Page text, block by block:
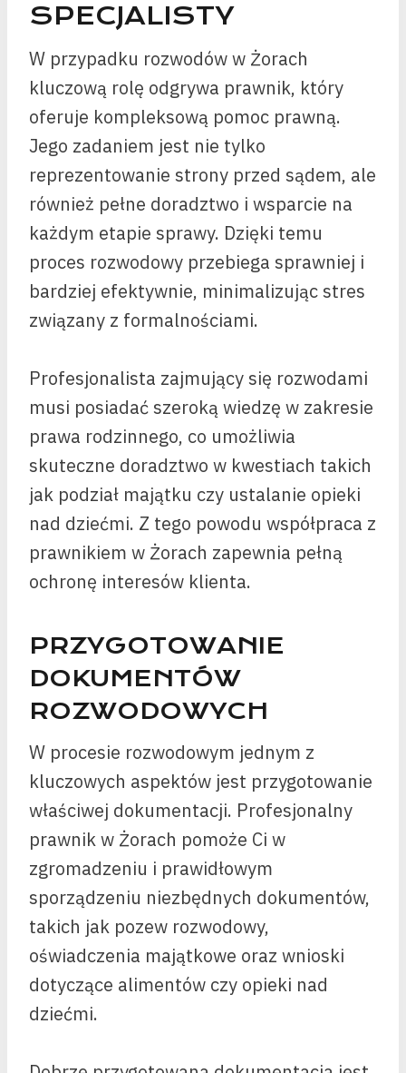
SPECJALISTY
W przypadku rozwodów w Żorach
kluczową rolę odgrywa prawnik, który
oferuje kompleksową pomoc prawną.
Jego zadaniem jest nie tylko
reprezentowanie strony przed sądem, ale
również pełne doradztwo i wsparcie na
każdym etapie sprawy. Dzięki temu
proces rozwodowy przebiega sprawniej i
bardziej efektywnie, minimalizując stres
związany z formalnościami.
Profesjonalista zajmujący się rozwodami
musi posiadać szeroką wiedzę w zakresie
prawa rodzinnego, co umożliwia
skuteczne doradztwo w kwestiach takich
jak podział majątku czy ustalanie opieki
nad dziećmi. Z tego powodu współpraca z
prawnikiem w Żorach zapewnia pełną
ochronę interesów klienta.
PRZYGOTOWANIE
DOKUMENTÓW
ROZWODOWYCH
W procesie rozwodowym jednym z
kluczowych aspektów jest przygotowanie
właściwej dokumentacji. Profesjonalny
prawnik w Żorach pomoże Ci w
zgromadzeniu i prawidłowym
sporządzeniu niezbędnych dokumentów,
takich jak pozew rozwodowy,
oświadczenia majątkowe oraz wnioski
dotyczące alimentów czy opieki nad
dziećmi.